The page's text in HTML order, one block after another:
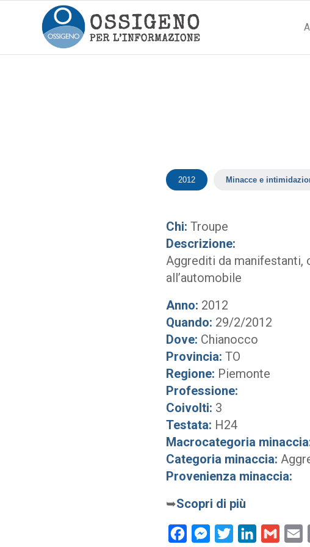
2012 Minacce e
Chi: Troupe
Descrizione:
Aggrediti da
all’automobile
Anno: 2012
Quando: 29/2/2012
Dove: Chianocco
Provincia: TO
Regione: Piemonte
Professione:
Coivolti: 3
Testata: H24
Macrocategoria
Categoria minaccia:
Provenienza minaccia:
➥Scopri di più
FacebookMessenger
Twitter LinkedInGmail